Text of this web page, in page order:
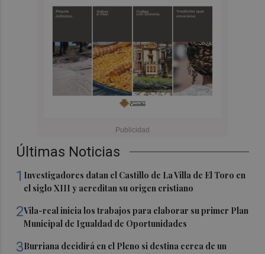
Últimas Noticias
1 Investigadores datan el Castillo de La Villa de El Toro en
el siglo XIII y acreditan su origen cristiano
2Vila-real inicia los trabajos para elaborar su primer Plan
Municipal de Igualdad de Oportunidades
3Burriana decidirá en el Pleno si destina cerca de un